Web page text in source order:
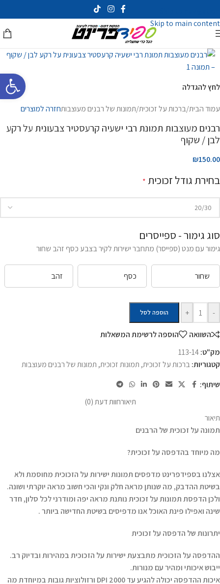
פתח
Skip to main content
לחץ להגדלה
עמוד הבית/ברכות על זכוכית/תמונות של רבנים מעוצבותחזרה למוצרים
רבנים מעוצבות תמונת רבי ישעיה קרעסטיר צבעונית על רקע
לבן / שקוף
₪150.00
בחירת גודל זכוכית *
סוג גימור - ספייסרים
גימור עם מנט (ספייסר) מתחבר ישירות לקיר בצבע כסף זהב שחור
שחור כסף זהב
-
+ הוספה לסל
השוואה
הוספה לרשימת המשאלות
מק"ט:113-14
קטגוריות: ברכות על זכוכית, תמונות זכוכית, תמונות של רבנים מעוצבות
שיתוף:
תיאורחוות דעת (0)
תיאור
תמונה על זכוכית של הרבנים
מה מיוחד בהדפסה על זכוכית?
אצלנו בספידפרינט מדפסים תמונות ישירות על הזכוכית מחוסמת ולא
בשיטת ההדבק, מה שנותן מראה חלק ונקי והכי חשוב מראה יוקרתי ושונה.
ולכן הדפסת תמונות על זכוכית נותנת מראה יפה ומודרני לכל סלון, חדר
שינה ואפילו פינת האוכל אנו מדפיסים בשיטת החדישה ביותר .
יתרונות של הדפסה על זכוכית
ההדפסה על הזכוכית מתבצעת ישירות על הזכוכית במהירות ובדיוק רב.
ייבוש איכותי ומהיר עם מנורות.
איכות ההדפסה יכולה להגיע עד 2000 DPI ורזולוציות גובות במיוחדת מה